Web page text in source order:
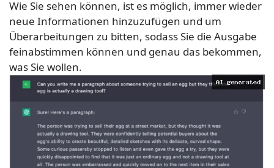
Wie Sie sehen können, ist es möglich, immer wieder
neue Informationen hinzuzufügen und um
Überarbeitungen zu bitten, sodass Sie die Ausgabe
feinabstimmen können und genau das bekommen,
was Sie wollen.